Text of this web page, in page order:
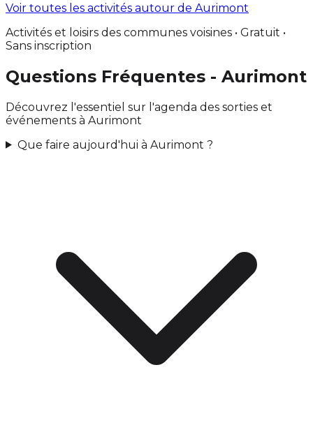
Voir toutes les activités autour de Aurimont
Activités et loisirs des communes voisines • Gratuit •
Sans inscription
Questions Fréquentes - Aurimont
Découvrez l'essentiel sur l'agenda des sorties et
événements à Aurimont
Que faire aujourd'hui à Aurimont ?